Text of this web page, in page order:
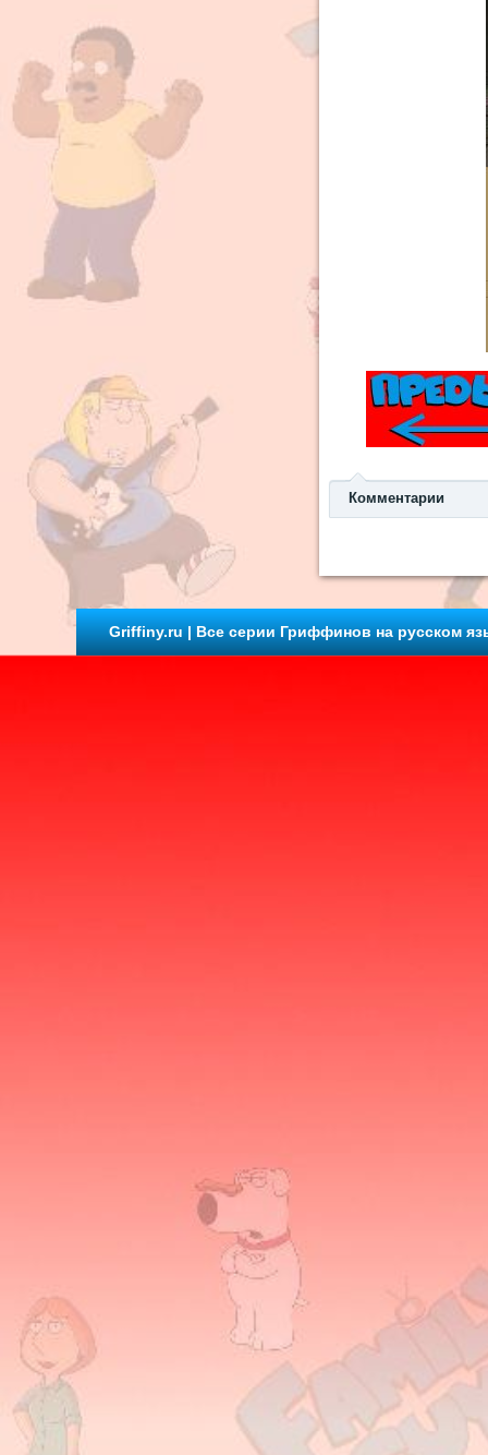
Комментарии
Griffiny.ru | Все серии Гриффинов на русском